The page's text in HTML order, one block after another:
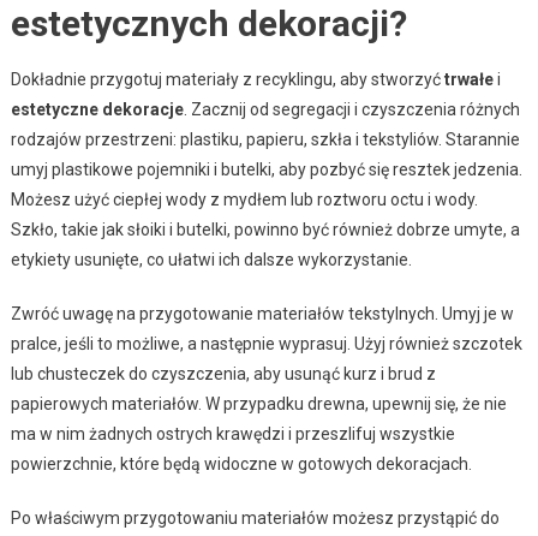
estetycznych dekoracji?
Dokładnie przygotuj materiały z recyklingu, aby stworzyćtrwałei
estetyczne dekoracje. Zacznij od segregacji i czyszczenia różnych
rodzajów przestrzeni: plastiku, papieru, szkła i tekstyliów. Starannie
umyj plastikowe pojemniki i butelki, aby pozbyć się resztek jedzenia.
Możesz użyć ciepłej wody z mydłem lub roztworu octu i wody.
Szkło, takie jak słoiki i butelki, powinno być również dobrze umyte, a
etykiety usunięte, co ułatwi ich dalsze wykorzystanie.
Zwróć uwagę na przygotowanie materiałów tekstylnych. Umyj je w
pralce, jeśli to możliwe, a następnie wyprasuj. Użyj również szczotek
lub chusteczek do czyszczenia, aby usunąć kurz i brud z
papierowych materiałów. W przypadku drewna, upewnij się, że nie
ma w nim żadnych ostrych krawędzi i przeszlifuj wszystkie
powierzchnie, które będą widoczne w gotowych dekoracjach.
Po właściwym przygotowaniu materiałów możesz przystąpić do